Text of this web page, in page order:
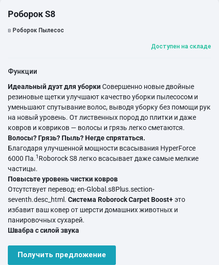
Роборок S8
в Роборок Пылесос
Доступен на складе
Функции
Идеальный дуэт для уборкиСовершенно новые двойные
резиновые щетки улучшают качество уборки пылесосом и
уменьшают спутывание волос, выводя уборку без помощи рук
на новый уровень. От лиственных пород до плитки и даже
ковров и ковриков — волосы и грязь легко сметаются.
Волосы? Грязь? Пыль? Негде спрятаться.
Благодаря улучшенной мощности всасывания HyperForce
6000 Па.1 Roborock S8 легко всасывает даже самые мелкие
частицы.
Повысьте уровень чистки ковров
Отсутствует перевод: en-Global.s8Plus.section-
seventh.desc_html. Система Roborock Carpet Boost+это
избавит ваш ковер от шерсти домашних животных и
панировочных сухарей.
Швабра с силой звука
очищает полы под постоянным давлением, придавая им
блестящий вид.
Получить предложение